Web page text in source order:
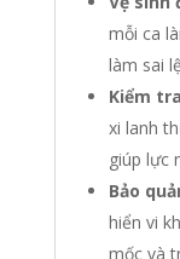
mỗi ca
làm sai
Kiểm
xi lanh
giúp lực
Bảo
hiển vi
mốc và